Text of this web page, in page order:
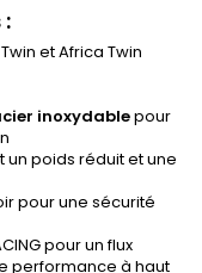
Twin et Africa Twin
inoxydablepour
un poids réduit et une
pour une sécurité
pour un flux
performance à haut